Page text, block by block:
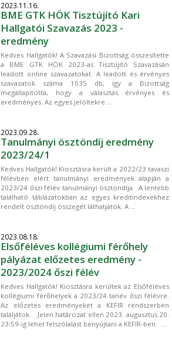
2023.11.16.
BME GTK HÖK Tisztújító Kari
Hallgatói Szavazás 2023 -
eredmény
Kedves Hallgatók! A Szavazási Bizottság összesítette
a BME GTK HÖK 2023-as Tisztújító Szavazásán
leadott online szavazatokat. A leadott és érvényes
szavazatok száma 1035 db, így a Bizottság
megállapította, hogy a választás érvényes és
eredményes. Az egyes jelöltekre ...
2023.09.28.
Tanulmányi ösztöndíj eredmény
2023/24/1
Kedves Hallgatók! Kiosztásra került a 2022/23 tavaszi
félévben elért tanulmányi eredmények alapján a
2023/24 őszi félév tanulmányi ösztöndíja. A lentebb
található táblázatokban az egyes kreditindexekhez
rendelt ösztöndíj összegét láthatjátok. A ...
2023.08.18.
Elsőféléves kollégiumi férőhely
pályázat előzetes eredmény -
2023/2024 őszi félév
Kedves Hallgatók! Kiosztásra kerültek az Elsőféléves
kollégiumi férőhelyek a 2023/24 tanév őszi félévre.
Az előzetes eredményeket a KEFIR rendszerben
találjátok. Jelen határozat ellen 2023. augusztus 20.
23:59-ig lehet felszólalást benyújtani a KEFIR-ben. ...